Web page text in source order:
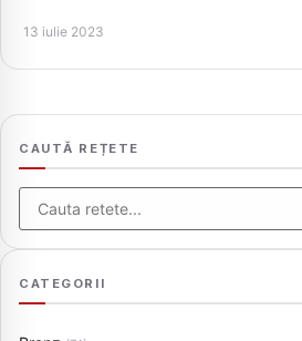
13 iulie 2023
CAUTĂ REȚETE
CATEGORII